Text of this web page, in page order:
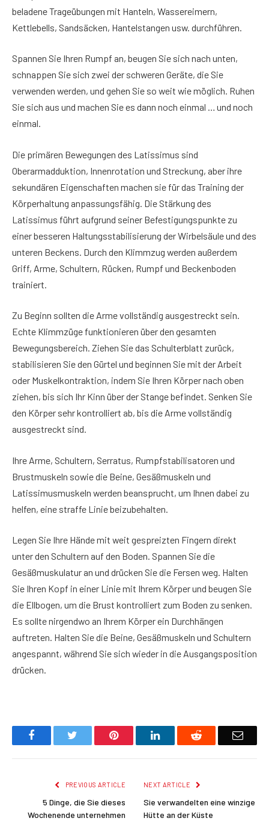
beladene Trageübungen mit Hanteln, Wassereimern,
Kettlebells, Sandsäcken, Hantelstangen usw. durchführen.
Spannen Sie Ihren Rumpf an, beugen Sie sich nach unten,
schnappen Sie sich zwei der schweren Geräte, die Sie
verwenden werden, und gehen Sie so weit wie möglich. Ruhen
Sie sich aus und machen Sie es dann noch einmal … und noch
einmal.
Die primären Bewegungen des Latissimus sind
Oberarmadduktion, Innenrotation und Streckung, aber ihre
sekundären Eigenschaften machen sie für das Training der
Körperhaltung anpassungsfähig. Die Stärkung des
Latissimus führt aufgrund seiner Befestigungspunkte zu
einer besseren Haltungsstabilisierung der Wirbelsäule und des
unteren Beckens. Durch den Klimmzug werden außerdem
Griff, Arme, Schultern, Rücken, Rumpf und Beckenboden
trainiert.
Zu Beginn sollten die Arme vollständig ausgestreckt sein.
Echte Klimmzüge funktionieren über den gesamten
Bewegungsbereich. Ziehen Sie das Schulterblatt zurück,
stabilisieren Sie den Gürtel und beginnen Sie mit der Arbeit
oder Muskelkontraktion, indem Sie Ihren Körper nach oben
ziehen, bis sich Ihr Kinn über der Stange befindet. Senken Sie
den Körper sehr kontrolliert ab, bis die Arme vollständig
ausgestreckt sind.
Ihre Arme, Schultern, Serratus, Rumpfstabilisatoren und
Brustmuskeln sowie die Beine, Gesäßmuskeln und
Latissimusmuskeln werden beansprucht, um Ihnen dabei zu
helfen, eine straffe Linie beizubehalten.
Legen Sie Ihre Hände mit weit gespreizten Fingern direkt
unter den Schultern auf den Boden. Spannen Sie die
Gesäßmuskulatur an und drücken Sie die Fersen weg. Halten
Sie Ihren Kopf in einer Linie mit Ihrem Körper und beugen Sie
die Ellbogen, um die Brust kontrolliert zum Boden zu senken.
Es sollte nirgendwo an Ihrem Körper ein Durchhängen
auftreten. Halten Sie die Beine, Gesäßmuskeln und Schultern
angespannt, während Sie sich wieder in die Ausgangsposition
drücken.
Facebook Pinterest LinkedIn Reddit Email
PREVIOUS ARTICLE
5 Dinge, die Sie dieses
Wochenende unternehmen
NEXT ARTICLE
Sie verwandelten eine winzige
Hütte an der Küste